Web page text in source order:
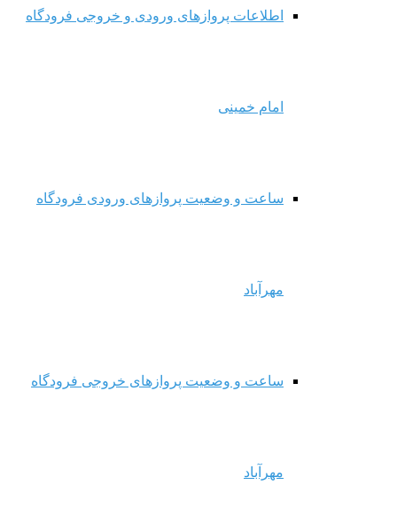
اطلاعات پروازهای ورودی و خروجی فرودگاه
امام خمینی
ساعت و وضعیت پروازهای ورودی فرودگاه
مهرآباد
ساعت و وضعیت پروازهای خروجی فرودگاه
مهرآباد